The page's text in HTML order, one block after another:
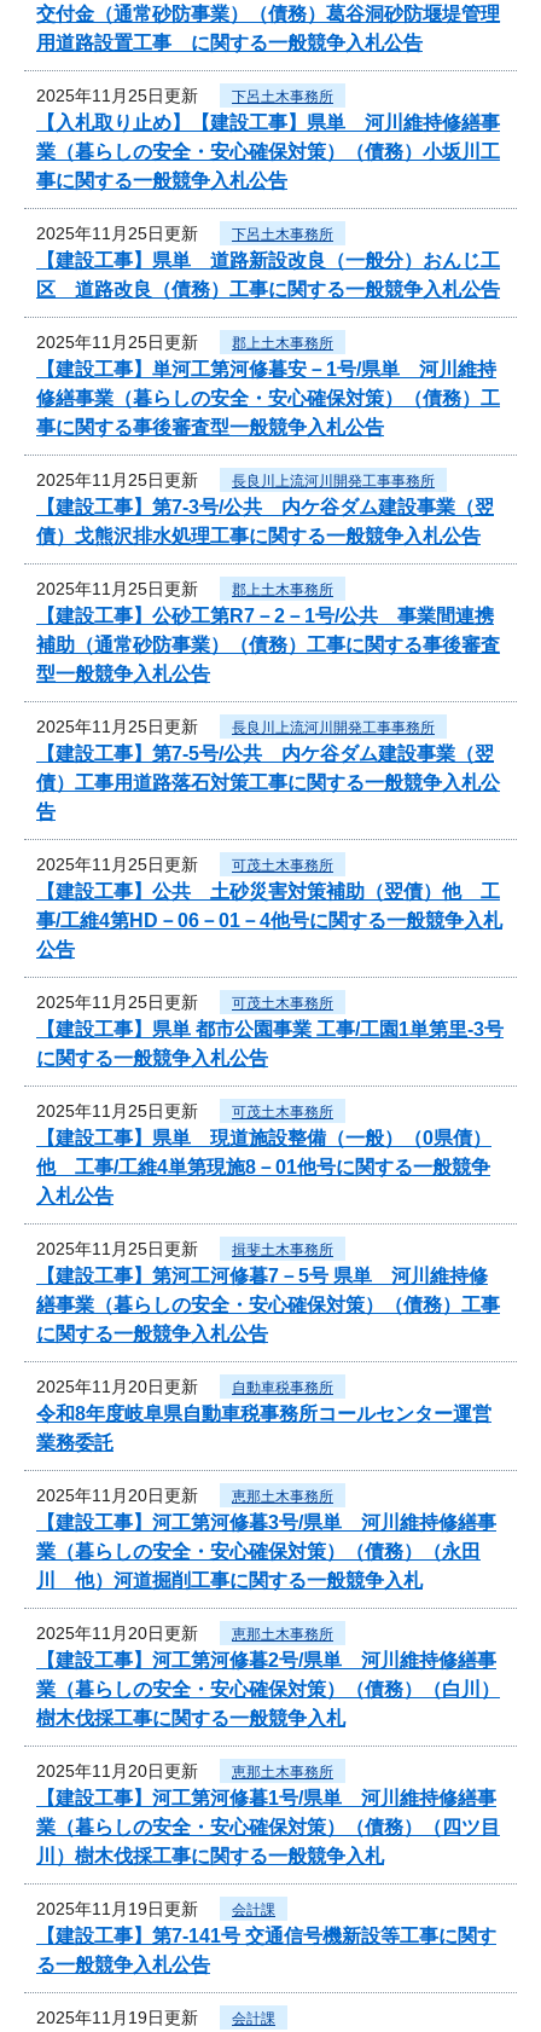
交付金（通常砂防事業）（債務）葛谷洞砂防堰堤管理
用道路設置工事 に関する一般競争入札公告
2025年11月25日更新 下呂土木事務所
【入札取り止め】【建設工事】県単 河川維持修繕事
業（暮らしの安全・安心確保対策）（債務）小坂川工
事に関する一般競争入札公告
2025年11月25日更新 下呂土木事務所
【建設工事】県単 道路新設改良（一般分）おんじ工
区 道路改良（債務）工事に関する一般競争入札公告
2025年11月25日更新 郡上土木事務所
【建設工事】単河工第河修暮安－1号/県単 河川維持
修繕事業（暮らしの安全・安心確保対策）（債務）工
事に関する事後審査型一般競争入札公告
2025年11月25日更新 長良川上流河川開発工事事務所
【建設工事】第7-3号/公共 内ケ谷ダム建設事業（翌
債）戈熊沢排水処理工事に関する一般競争入札公告
2025年11月25日更新 郡上土木事務所
【建設工事】公砂工第R7－2－1号/公共 事業間連携
補助（通常砂防事業）（債務）工事に関する事後審査
型一般競争入札公告
2025年11月25日更新 長良川上流河川開発工事事務所
【建設工事】第7-5号/公共 内ケ谷ダム建設事業（翌
債）工事用道路落石対策工事に関する一般競争入札公
告
2025年11月25日更新 可茂土木事務所
【建設工事】公共 土砂災害対策補助（翌債）他 工
事/工維4第HD－06－01－4他号に関する一般競争入札
公告
2025年11月25日更新 可茂土木事務所
【建設工事】県単 都市公園事業 工事/工園1単第里-3号
に関する一般競争入札公告
2025年11月25日更新 可茂土木事務所
【建設工事】県単 現道施設整備（一般）（0県債）
他 工事/工維4単第現施8－01他号に関する一般競争
入札公告
2025年11月25日更新 揖斐土木事務所
【建設工事】第河工河修暮7－5号 県単 河川維持修
繕事業（暮らしの安全・安心確保対策）（債務）工事
に関する一般競争入札公告
2025年11月20日更新 自動車税事務所
令和8年度岐阜県自動車税事務所コールセンター運営
業務委託
2025年11月20日更新 恵那土木事務所
【建設工事】河工第河修暮3号/県単 河川維持修繕事
業（暮らしの安全・安心確保対策）（債務）（永田
川 他）河道掘削工事に関する一般競争入札
2025年11月20日更新 恵那土木事務所
【建設工事】河工第河修暮2号/県単 河川維持修繕事
業（暮らしの安全・安心確保対策）（債務）（白川）
樹木伐採工事に関する一般競争入札
2025年11月20日更新 恵那土木事務所
【建設工事】河工第河修暮1号/県単 河川維持修繕事
業（暮らしの安全・安心確保対策）（債務）（四ツ目
川）樹木伐採工事に関する一般競争入札
2025年11月19日更新 会計課
【建設工事】第7-141号 交通信号機新設等工事に関す
る一般競争入札公告
2025年11月19日更新 会計課